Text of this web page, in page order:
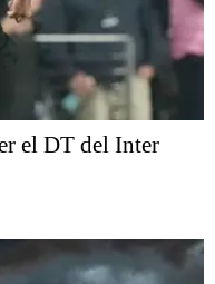
el DT del Inter